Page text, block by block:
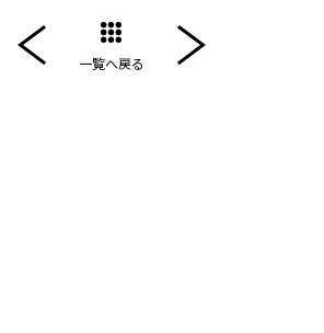
一覧へ戻る